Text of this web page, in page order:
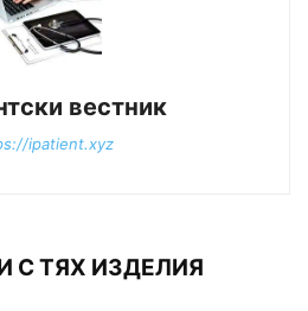
вестник
ipatient.xyz
С ТЯХ ИЗДЕЛИЯ